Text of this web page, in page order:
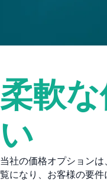
柔軟
い
当社の価格オプション
覧になり、お客様の要件